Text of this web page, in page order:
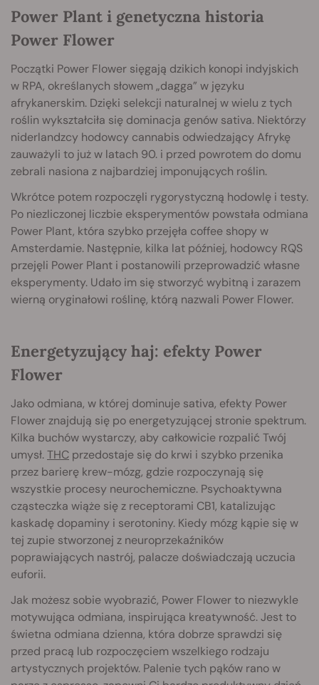
Power Plant i genetyczna historia
Power Flower
Początki Power Flower sięgają dzikich konopi indyjskich
w RPA, określanych słowem „dagga” w języku
afrykanerskim. Dzięki selekcji naturalnej w wielu z tych
roślin wykształciła się dominacja genów sativa. Niektórzy
niderlandzcy hodowcy cannabis odwiedzający Afrykę
zauważyli to już w latach 90. i przed powrotem do domu
zebrali nasiona z najbardziej imponujących roślin.
Wkrótce potem rozpoczęli rygorystyczną hodowlę i testy.
Po niezliczonej liczbie eksperymentów powstała odmiana
Power Plant, która szybko przejęła coffee shopy w
Amsterdamie. Następnie, kilka lat później, hodowcy RQS
przejęli Power Plant i postanowili przeprowadzić własne
eksperymenty. Udało im się stworzyć wybitną i zarazem
wierną oryginałowi roślinę, którą nazwali Power Flower.
Energetyzujący haj: efekty Power
Flower
Jako odmiana, w której dominuje sativa, efekty Power
Flower znajdują się po energetyzującej stronie spektrum.
Kilka buchów wystarczy, aby całkowicie rozpalić Twój
umysł.THC przedostaje się do krwi i szybko przenika
przez barierę krew-mózg, gdzie rozpoczynają się
wszystkie procesy neurochemiczne. Psychoaktywna
cząsteczka wiąże się z receptorami CB1, katalizując
kaskadę dopaminy i serotoniny. Kiedy mózg kąpie się w
tej zupie stworzonej z neuroprzekaźników
poprawiających nastrój, palacze doświadczają uczucia
euforii.
Jak możesz sobie wyobrazić, Power Flower to niezwykle
motywująca odmiana, inspirująca kreatywność. Jest to
świetna odmiana dzienna, która dobrze sprawdzi się
przed pracą lub rozpoczęciem wszelkiego rodzaju
artystycznych projektów. Palenie tych pąków rano w